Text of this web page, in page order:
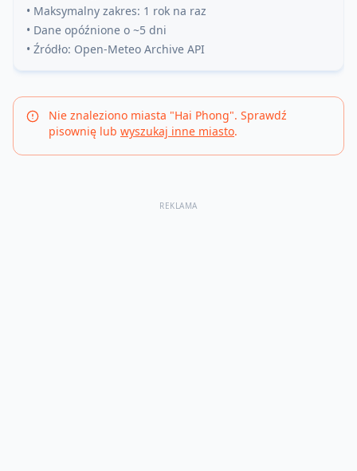
• Maksymalny zakres: 1 rok na raz
• Dane opóźnione o ~5 dni
• Źródło: Open-Meteo Archive API
Nie znaleziono miasta "Hai Phong". Sprawdź
pisownię lub wyszukaj inne miasto.
REKLAMA